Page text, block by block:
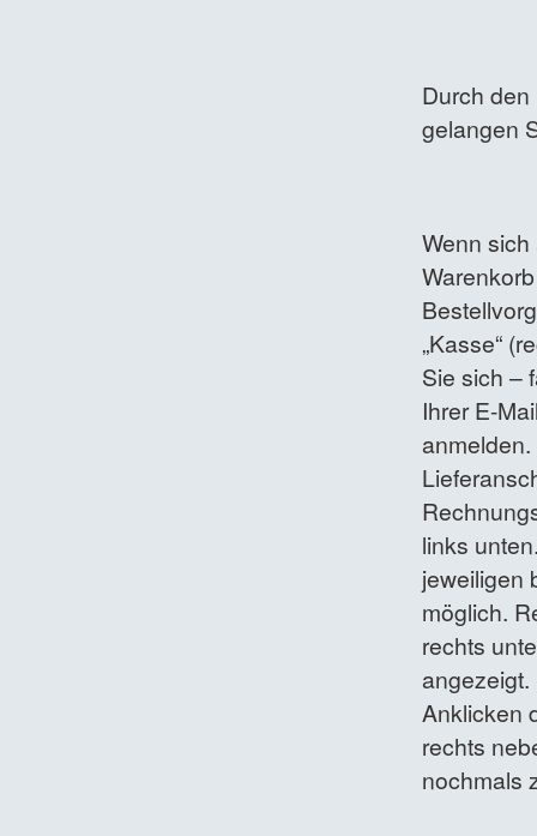
Durch den
gelangen
Wenn
„Kasse“
Sie sich –
Ihrer E-
links
jeweiligen
möglich.
rechts
Anklicken
rechts
nochmals